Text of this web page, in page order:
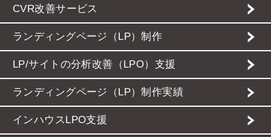
CVR改善サービス
ランディングページ（LP）制作
LP/サイトの分析改善（LPO）支援
ランディングページ（LP）制作実績
インハウスLPO支援